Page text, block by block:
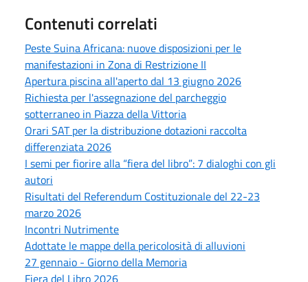
Contenuti correlati
Peste Suina Africana: nuove disposizioni per le
manifestazioni in Zona di Restrizione II
Apertura piscina all'aperto dal 13 giugno 2026
Richiesta per l'assegnazione del parcheggio
sotterraneo in Piazza della Vittoria
Orari SAT per la distribuzione dotazioni raccolta
differenziata 2026
I semi per fiorire alla “fiera del libro”: 7 dialoghi con gli
autori
Risultati del Referendum Costituzionale del 22-23
marzo 2026
Incontri Nutrimente
Adottate le mappe della pericolosità di alluvioni
27 gennaio - Giorno della Memoria
Fiera del Libro 2026